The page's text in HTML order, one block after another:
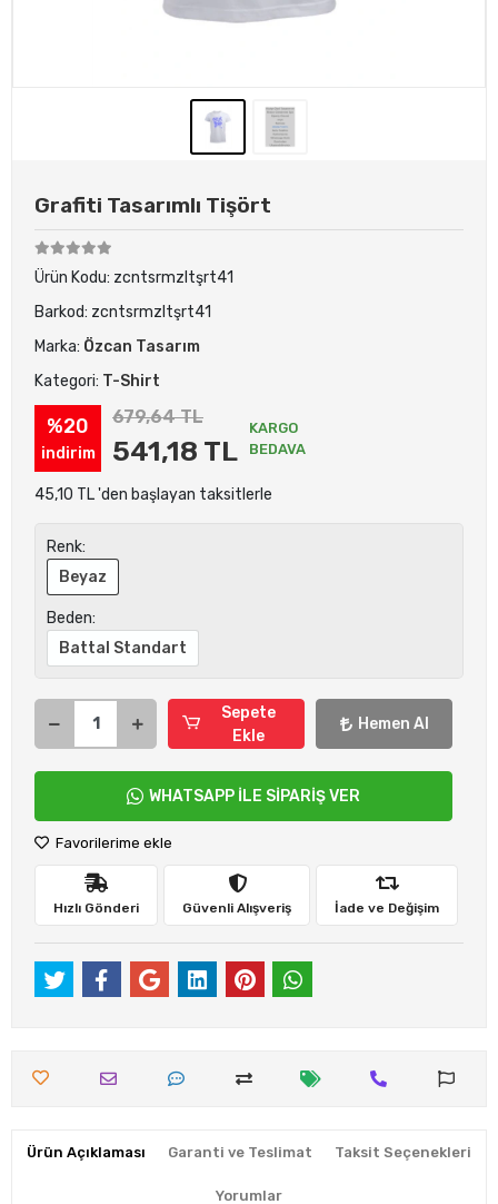
Grafiti Tasarımlı Tişört
Ürün Kodu: zcntsrmzltşrt41
Barkod: zcntsrmzltşrt41
Marka: Özcan Tasarım
Kategori: T-Shirt
%20
indirim
679,64 TL
541,18 TL
KARGO
BEDAVA
45,10 TL 'den başlayan taksitlerle
Renk:
Beyaz
Beden:
Battal Standart
Sepete
Ekle
Hemen Al
WHATSAPP İLE SİPARİŞ VER
Favorilerime ekle
Hızlı Gönderi Güvenli Alışveriş İade ve Değişim
Ürün Açıklaması Garanti ve Teslimat Taksit Seçenekleri
Yorumlar